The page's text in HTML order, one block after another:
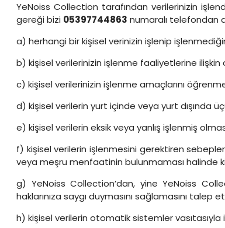
YeNoiss Collection tarafından verilerinizin
gereği bizi 05397744863 numaralı telefondan
a) herhangi bir kişisel verinizin işlenip
b) kişisel verilerinizin işlenme faaliyetlerine
c) kişisel verilerinizin işlenme amaçlarını
d) kişisel verilerin yurt içinde veya yurt dışında
e) kişisel verilerin eksik veya yanlış işlenmiş
f) kişisel verilerin işlenmesini gerektiren
veya meşru menfaatinin bulunmaması halinde
g) YeNoiss Collection’dan, yine YeNoiss
haklarınıza saygı duymasını sağlamasını talep
h) kişisel verilerin otomatik sistemler